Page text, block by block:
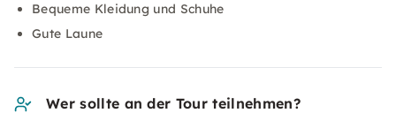
Bequeme Kleidung und Schuhe
Gute Laune
Wer sollte an der Tour teilnehmen?